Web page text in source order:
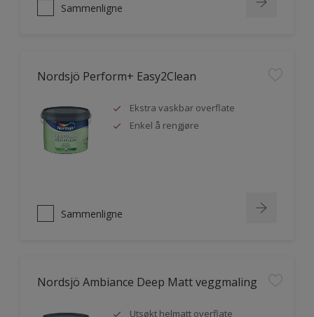
Sammenligne
Nordsjö Perform+ Easy2Clean
Ekstra vaskbar overflate
Enkel å rengjøre
Sammenligne
Nordsjö Ambiance Deep Matt veggmaling
Utsøkt helmatt overflate